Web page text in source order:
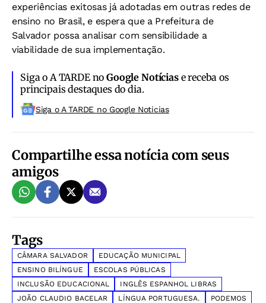
experiências exitosas já adotadas em outras redes de
ensino no Brasil, e espera que a Prefeitura de
Salvador possa analisar com sensibilidade a
viabilidade de sua implementação.
Siga o A TARDE noGoogle Notíciase receba os
principais destaques do dia.
Siga o A TARDE no Google Noticias
Compartilhe essa notícia com seus
amigos
Tags
CÂMARA SALVADOR
EDUCAÇÃO MUNICIPAL
ENSINO BILÍNGUE
ESCOLAS PÚBLICAS
INCLUSÃO EDUCACIONAL
INGLÊS ESPANHOL LIBRAS
JOÃO CLAUDIO BACELAR
LÍNGUA PORTUGUESA.
PODEMOS